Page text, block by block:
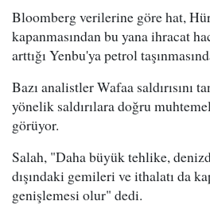
Bloomberg verilerine göre hat,
kapanmasından bu yana ihracat
arttığı Yenbu'ya petrol
Bazı analistler Wafaa saldırısını
yönelik saldırılara doğru
görüyor.
Salah, "Daha büyük tehlike,
dışındaki gemileri ve ithalatı da
genişlemesi olur" dedi.